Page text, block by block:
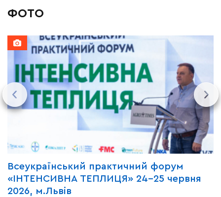
ФОТО
Всеукраїнський практичний форум
«ІНТЕНСИВНА ТЕПЛИЦЯ» 24-25 червня
2026, м.Львів